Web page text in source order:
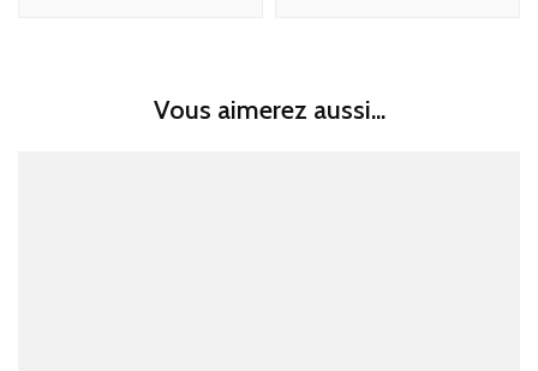
Vous aimerez aussi...